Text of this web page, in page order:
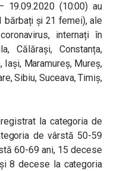
19.09.2020 (10:00) au
și 21 femei), ale
internați în
Călărași, Constanța,
Iași, Maramureș, Mureș,
Sibiu, Suceava, Timiș,
la categoria de
de vârstă 50-59
60-69 ani, 15 decese
8 decese la categoria